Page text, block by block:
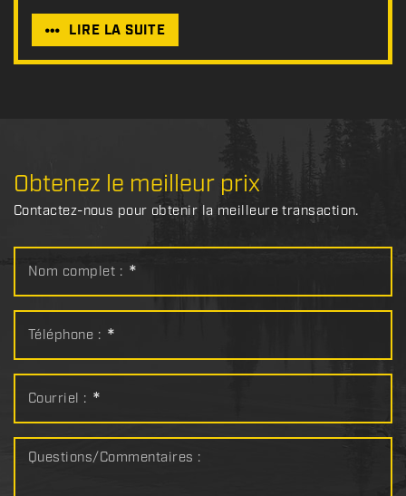
LIRE LA SUITE
Obtenez le meilleur prix
Contactez-nous pour obtenir la meilleure transaction.
Nom complet : *
Téléphone : *
Courriel : *
Questions/Commentaires :